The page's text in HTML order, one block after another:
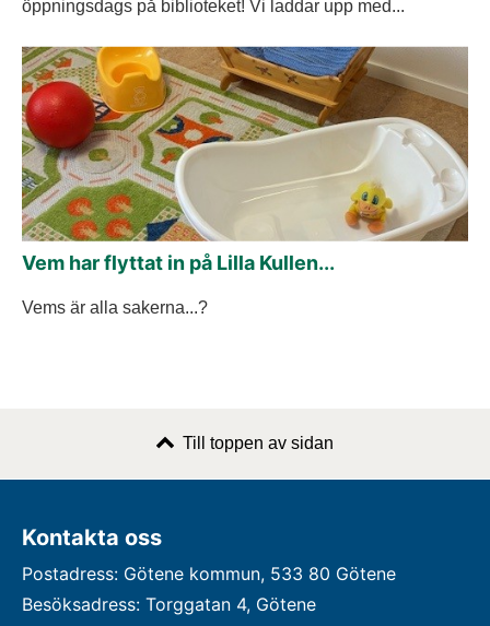
öppningsdags på biblioteket! Vi laddar upp med...
Vem har flyttat in på Lilla Kullen...
Vems är alla sakerna...?
Till toppen av sidan
Kontakta oss
Postadress: Götene kommun, 533 80 Götene
Besöksadress: Torggatan 4, Götene